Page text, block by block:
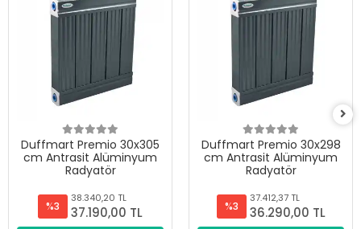
Duffmart Premio 30x305
cm Antrasit Alüminyum
Radyatör
%3
38.340,20 TL
37.190,00 TL
Duffmart Premio 30x298
cm Antrasit Alüminyum
Radyatör
%3
37.412,37 TL
36.290,00 TL